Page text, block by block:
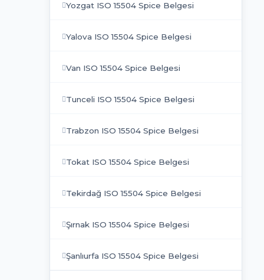
Yozgat ISO 15504 Spice Belgesi
Yalova ISO 15504 Spice Belgesi
Van ISO 15504 Spice Belgesi
Tunceli ISO 15504 Spice Belgesi
Trabzon ISO 15504 Spice Belgesi
Tokat ISO 15504 Spice Belgesi
Tekirdağ ISO 15504 Spice Belgesi
Şırnak ISO 15504 Spice Belgesi
Şanlıurfa ISO 15504 Spice Belgesi